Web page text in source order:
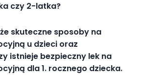
czy 2-latka?
skuteczne sposoby na
u dzieci oraz
istnieje bezpieczny lek na
dla 1. rocznego dziecka.